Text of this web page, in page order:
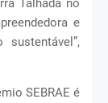
Talhada no
e
SEBRAE é